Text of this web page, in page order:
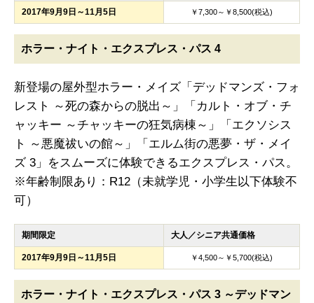
2017年9月9日～11月5日 ￥7,300～￥8,500(税込)
ホラー・ナイト・エクスプレス・パス 4
新登場の屋外型ホラー・メイズ「デッドマンズ・フォ
レスト ～死の森からの脱出～」「カルト・オブ・チ
ャッキー ～チャッキーの狂気病棟～」「エクソシス
ト ～悪魔祓いの館～」「エルム街の悪夢・ザ・メイ
ズ 3」をスムーズに体験できるエクスプレス・パス。
※年齢制限あり：R12（未就学児・小学生以下体験不
可）
期間限定 大人／シニア共通価格
2017年9月9日～11月5日 ￥4,500～￥5,700(税込)
ホラー・ナイト・エクスプレス・パス 3 ～デッドマン